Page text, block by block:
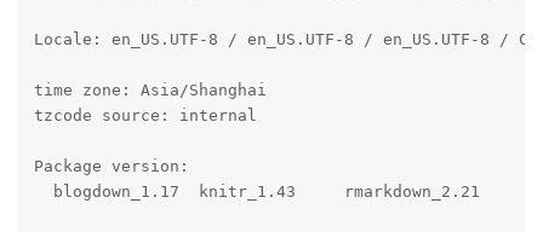
Locale: en_US.UTF-8 / en_US.UTF-8 / en_US.UTF-8 / C
time zone: Asia/Shanghai
tzcode source: internal
Package version:
  blogdown_1.17  knitr_1.43     rmarkdown_2.21